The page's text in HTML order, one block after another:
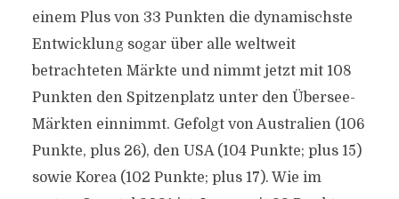
einem Plus von 33 Punkten die dynamischste
Entwicklung sogar über alle weltweit
betrachteten Märkte und nimmt jetzt mit 108
Punkten den Spitzenplatz unter den Übersee-
Märkten einnimmt. Gefolgt von Australien (106
Punkte, plus 26), den USA (104 Punkte; plus 15)
sowie Korea (102 Punkte; plus 17). Wie im